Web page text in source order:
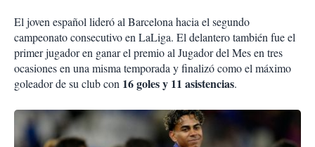
El joven español lideró al Barcelona hacia el segundo
campeonato consecutivo en LaLiga. El delantero también fue el
primer jugador en ganar el premio al Jugador del Mes en tres
ocasiones en una misma temporada y finalizó como el máximo
goleador de su club con 16 goles y 11 asistencias.